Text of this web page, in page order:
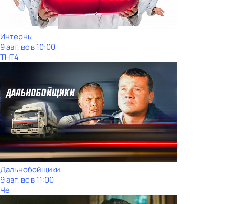
Интерны
9 авг, вс в 10:00
ТНТ4
Дальнобойщики
9 авг, вс в 11:00
Че